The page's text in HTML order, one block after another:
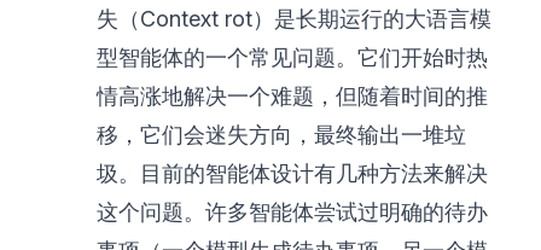
失（Context rot）是长期运行的大语言模
型智能体的一个常见问题。它们开始时热
情高涨地解决一个难题，但随着时间的推
移，它们会迷失方向，最终输出一堆垃
圾。目前的智能体设计有几种方法来解决
这个问题。许多智能体尝试过明确的待办